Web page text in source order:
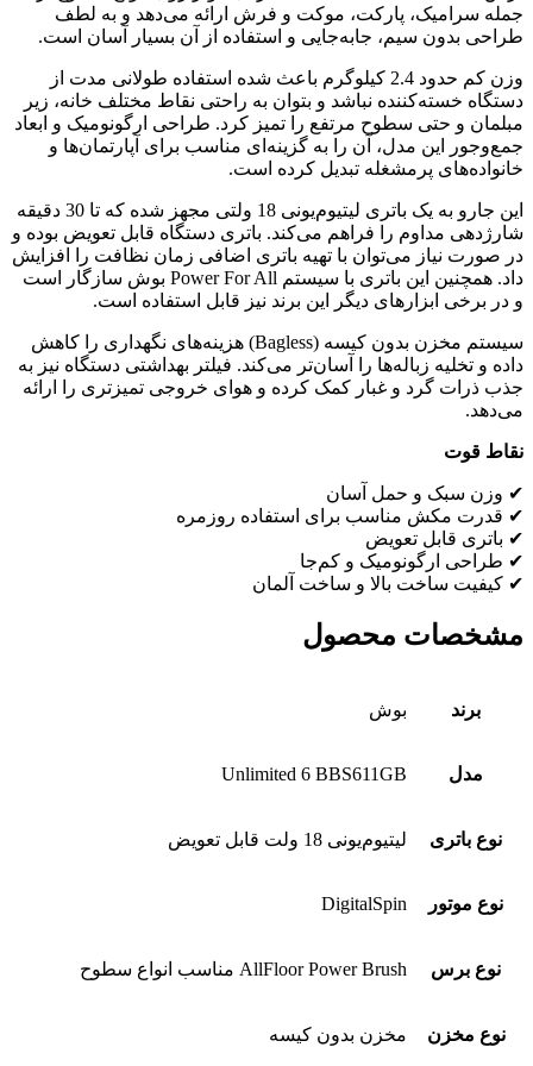
جمله سرامیک، پارکت، موکت و فرش ارائه می‌دهد و به لطف
طراحی بدون سیم، جابه‌جایی و استفاده از آن بسیار آسان است.
وزن کم حدود 2.4 کیلوگرم باعث شده استفاده طولانی‌ مدت از
دستگاه خسته‌کننده نباشد و بتوان به راحتی نقاط مختلف خانه، زیر
مبلمان و حتی سطوح مرتفع را تمیز کرد. طراحی ارگونومیک و ابعاد
جمع‌وجور این مدل، آن را به گزینه‌ای مناسب برای آپارتمان‌ها و
خانواده‌های پرمشغله تبدیل کرده است.
این جارو به یک باتری لیتیوم‌یونی 18 ولتی مجهز شده که تا 30 دقیقه
شارژدهی مداوم را فراهم می‌کند. باتری دستگاه قابل تعویض بوده و
در صورت نیاز می‌توان با تهیه باتری اضافی زمان نظافت را افزایش
داد. همچنین این باتری با سیستم Power For All بوش سازگار است
و در برخی ابزارهای دیگر این برند نیز قابل استفاده است.
سیستم مخزن بدون کیسه (Bagless) هزینه‌های نگهداری را کاهش
داده و تخلیه زباله‌ها را آسان‌تر می‌کند. فیلتر بهداشتی دستگاه نیز به
جذب ذرات گرد و غبار کمک کرده و هوای خروجی تمیزتری را ارائه
می‌دهد.
نقاط قوت
✔ وزن سبک و حمل آسان
✔ قدرت مکش مناسب برای استفاده روزمره
✔ باتری قابل تعویض
✔ طراحی ارگونومیک و کم‌جا
✔ کیفیت ساخت بالا و ساخت آلمان
مشخصات محصول
برند بوش
مدل Unlimited 6 BBS611GB
نوع باتری لیتیوم‌یونی 18 ولت قابل تعویض
نوع موتور DigitalSpin
نوع برس AllFloor Power Brush مناسب انواع سطوح
نوع مخزن مخزن بدون کیسه